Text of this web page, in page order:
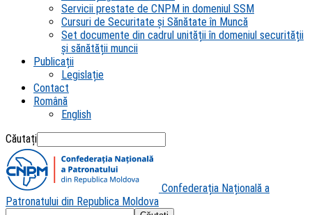
Servicii prestate de CNPM in domeniul SSM
Cursuri de Securitate și Sănătate în Muncă
Set documente din cadrul unității în domeniul securității
și sănătății muncii
Publicații
Legislație
Contact
Română
English
Căutați
Confederația Națională a
Patronatului din Republica Moldova